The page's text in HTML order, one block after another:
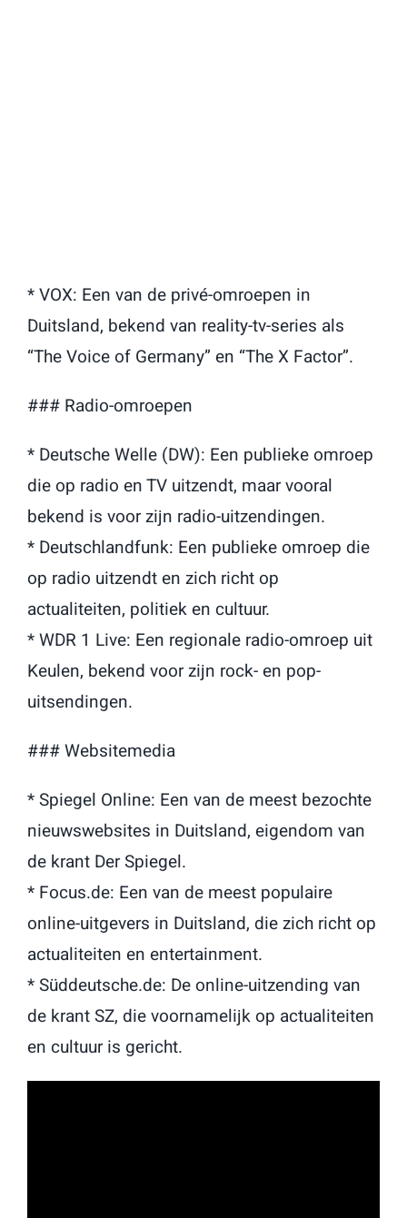
* VOX: Een van de privé-omroepen in
Duitsland, bekend van reality-tv-series als
“The Voice of Germany” en “The X Factor”.
### Radio-omroepen
* Deutsche Welle (DW): Een publieke omroep
die op radio en TV uitzendt, maar vooral
bekend is voor zijn radio-uitzendingen.
* Deutschlandfunk: Een publieke omroep die
op radio uitzendt en zich richt op
actualiteiten, politiek en cultuur.
* WDR 1 Live: Een regionale radio-omroep uit
Keulen, bekend voor zijn rock- en pop-
uitsendingen.
### Websitemedia
* Spiegel Online: Een van de meest bezochte
nieuwswebsites in Duitsland, eigendom van
de krant Der Spiegel.
* Focus.de: Een van de meest populaire
online-uitgevers in Duitsland, die zich richt op
actualiteiten en entertainment.
* Süddeutsche.de: De online-uitzending van
de krant SZ, die voornamelijk op actualiteiten
en cultuur is gericht.